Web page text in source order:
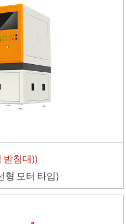
받침대))
형 모터 타입)